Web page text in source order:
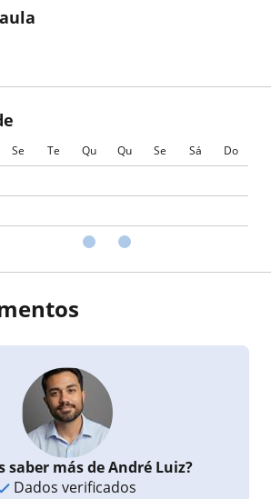
Se Te Qu Qu Se Sá
Do
saber más de André Luiz?
Dados verificados